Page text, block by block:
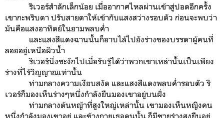
ริเวอร์สำลักเล็กน้อย เมื่ออากาศไหลผ่านเข้าสู่ปอดอีกครั้ง
เขากะพริบตา ปรับสายตาให้เข้ากับแสงสว่างรอบตัว ก่อนจะพบว่า
มันคือแสงอาทิตย์ในยามพลบค่ำ
และแสงสีแดงฉานนั้นก็อาบไล้ไปยังร่างของบรรดาผู้คนที่
ลอยอยู่เหนือผิวน้ำ
ริเวอร์นิ่งชะงักไปเมื่อรับรู้ได้ว่าพวกเขาเหล่านั้นเป็นเพียง
ร่างที่ไร้วิญญาณเท่านั้น
ท่ามกลางความเงียบสงัด และแสงสีแดงพลบค่ำรอบตัว ริ
เวอร์ก็มองเห็นร่างๆหนึ่งกำลังยืนมองเขาอยู่บนฝั่ง
ท่ามกลางต้นหญ้าที่สูงใหญ่เหล่านั้น เขามองเห็นหญิงคน